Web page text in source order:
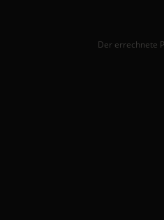
Der errechnete